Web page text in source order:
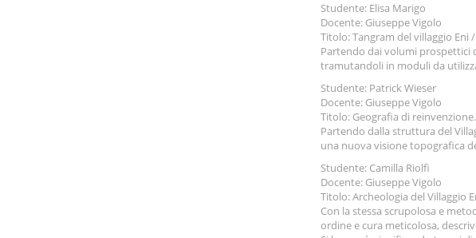
Studente: Elisa Marigo
Docente: Giuseppe Vigolo
Titolo: Tangram del villaggio Eni
Partendo dai volumi prospettici
tramutandoli in moduli da
Studente: Patrick Wieser
Docente: Giuseppe Vigolo
Titolo: Geografia di reinvenzione.
Partendo dalla struttura del
una nuova visione topografica
Studente: Camilla Riolfi
Docente: Giuseppe Vigolo
Titolo: Archeologia del Villaggio
Con la stessa scrupolosa e
ordine e cura meticolosa,